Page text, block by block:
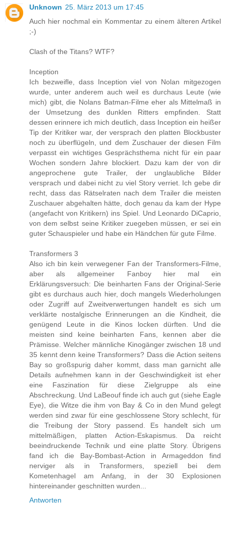
Unknown 25. März 2013 um 17:45
Auch hier nochmal ein Kommentar zu einem älteren Artikel
;-)
Clash of the Titans? WTF?
Inception
Ich bezweifle, dass Inception viel von Nolan mitgezogen
wurde, unter anderem auch weil es durchaus Leute (wie
mich) gibt, die Nolans Batman-Filme eher als Mittelmaß in
der Umsetzung des dunklen Ritters empfinden. Statt
dessen erinnere ich mich deutlich, dass Inception ein heißer
Tip der Kritiker war, der versprach den platten Blockbuster
noch zu überflügeln, und dem Zuschauer der diesen Film
verpasst ein wichtiges Gesprächsthema nicht für ein paar
Wochen sondern Jahre blockiert. Dazu kam der von dir
angeprochene gute Trailer, der unglaubliche Bilder
versprach und dabei nicht zu viel Story verriet. Ich gebe dir
recht, dass das Rätselraten nach dem Trailer die meisten
Zuschauer abgehalten hätte, doch genau da kam der Hype
(angefacht von Kritikern) ins Spiel. Und Leonardo DiCaprio,
von dem selbst seine Kritiker zuegeben müssen, er sei ein
guter Schauspieler und habe ein Händchen für gute Filme.
Transformers 3
Also ich bin kein verwegener Fan der Transformers-Filme,
aber als allgemeiner Fanboy hier mal ein
Erklärungsversuch: Die beinharten Fans der Original-Serie
gibt es durchaus auch hier, doch mangels Wiederholungen
oder Zugriff auf Zweitverwertungen handelt es sich um
verklärte nostalgische Erinnerungen an die Kindheit, die
genügend Leute in die Kinos locken dürften. Und die
meisten sind keine beinharten Fans, kennen aber die
Prämisse. Welcher männliche Kinogänger zwischen 18 und
35 kennt denn keine Transformers? Dass die Action seitens
Bay so großspurig daher kommt, dass man garnicht alle
Details aufnehmen kann in der Geschwindigkeit ist eher
eine Faszination für diese Zielgruppe als eine
Abschreckung. Und LaBeouf finde ich auch gut (siehe Eagle
Eye), die Witze die ihm von Bay & Co in den Mund gelegt
werden sind zwar für eine geschlossene Story schlecht, für
die Treibung der Story passend. Es handelt sich um
mittelmäßigen, platten Action-Eskapismus. Da reicht
beeindruckende Technik und eine platte Story. Übrigens
fand ich die Bay-Bombast-Action in Armageddon find
nerviger als in Transformers, speziell bei dem
Kometenhagel am Anfang, in der 30 Explosionen
hintereinander geschnitten wurden...
Antworten